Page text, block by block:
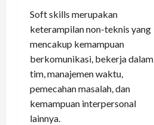
Soft skills merupakan
keterampilan non-teknis yang
mencakup kemampuan
berkomunikasi, bekerja dalam
tim, manajemen waktu,
pemecahan masalah, dan
kemampuan interpersonal
lainnya.